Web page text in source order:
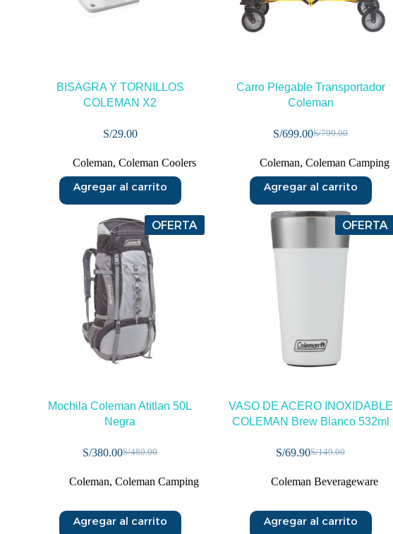
BISAGRA Y TORNILLOS
COLEMAN X2
S/29.00
Coleman, Coleman Coolers
Agregar al carrito
Carro Plegable Transportador
Coleman
S/799.00
S/699.00
Coleman, Coleman Camping
Agregar al carrito
OFERTA
Mochila Coleman Atitlan 50L
Negra
S/480.00
S/380.00
Coleman, Coleman Camping
Agregar al carrito
OFERTA
VASO DE ACERO INOXIDABLE
COLEMAN Brew Blanco 532ml
S/149.00
S/69.90
Coleman Beverageware
Agregar al carrito